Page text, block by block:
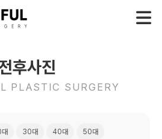
후사진
PLASTIC SURGERY
30대 40대 50대